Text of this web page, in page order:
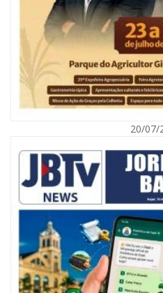
05/08/2026 | 07:00
Refis 2026 oferece opções de
BALNEÁRIO CAMBORIÚ
20/07/